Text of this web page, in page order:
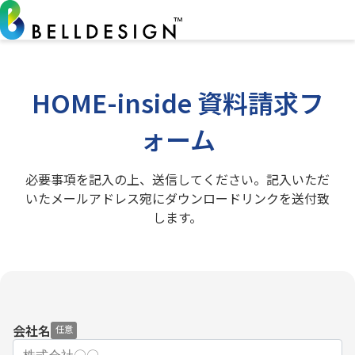
HOME-inside 資料請求フ
ォーム
必要事項を記入の上、送信してください。記入いただ
いたメールアドレス宛にダウンロードリンクを送付致
します。
会社名